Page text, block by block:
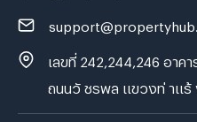
เลขที่ 242,244,246 อาคา
ถนนวั ชรพล แขวงท่ าแร้